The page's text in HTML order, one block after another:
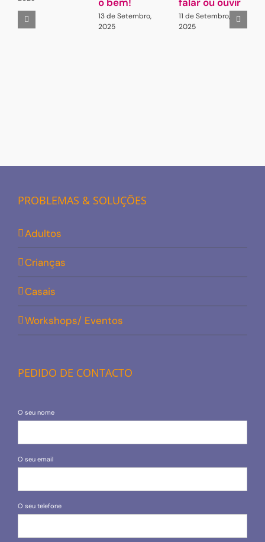
13 de Setembro,
2025
11 de Setembro,
2025
PROBLEMAS & SOLUÇÕES
Adultos
Crianças
Casais
Workshops/ Eventos
PEDIDO DE CONTACTO
O seu nome
O seu email
O seu telefone